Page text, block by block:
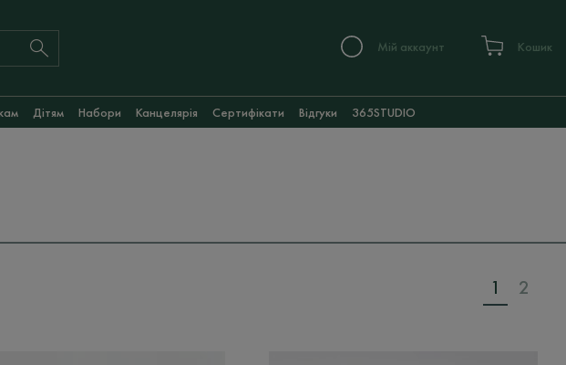
Мій аккаунт Кошик
Дітям Набори Канцелярія Сертифікати Відгуки 365STUDIO
1 2